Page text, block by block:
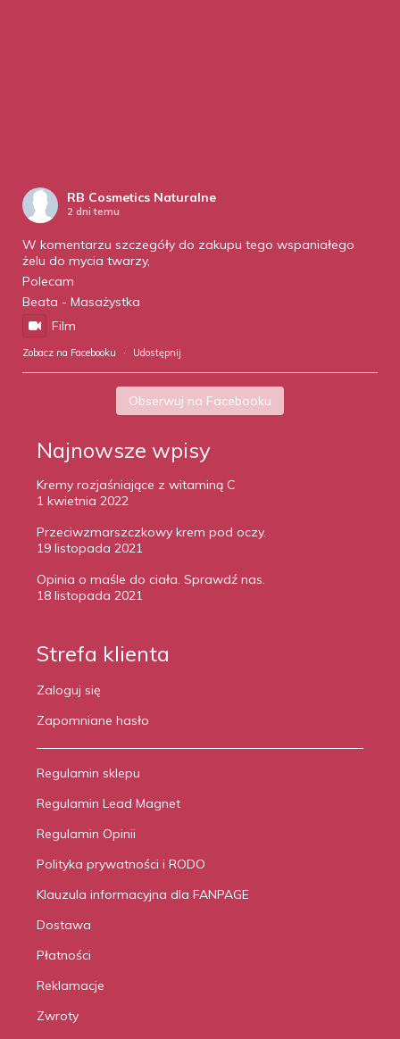
RB Cosmetics Naturalne
2 dni temu
W komentarzu szczegóły do zakupu tego wspaniałego
żelu do mycia twarzy,
Polecam
Beata - Masażystka
Film
Zobacz na Facebooku · Udostępnij
Obserwuj na Facebooku
Najnowsze wpisy
Kremy rozjaśniające z witaminą C
1 kwietnia 2022
Przeciwzmarszczkowy krem pod oczy.
19 listopada 2021
Opinia o maśle do ciała. Sprawdź nas.
18 listopada 2021
Strefa klienta
Zaloguj się
Zapomniane hasło
Regulamin sklepu
Regulamin Lead Magnet
Regulamin Opinii
Polityka prywatności i RODO
Klauzula informacyjna dla FANPAGE
Dostawa
Płatności
Reklamacje
Zwroty